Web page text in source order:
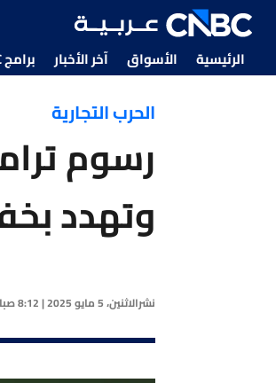
الرئيسية الأسواق آخر الأخبار برامج CNBC عربية
الحرب التجارية
رسوم
وتهدد
نشرالاثنين، 5 مايو 2025 | 8:12 صباحًا